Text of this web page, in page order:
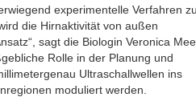
experimentelle Verfahren
die Hirnaktivität von außen
sagt die Biologin Veronica
Rolle in der Planung und
Ultraschallwellen ins
moduliert werden.